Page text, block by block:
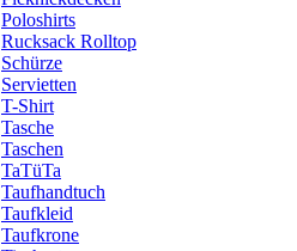
Poloshirts
Rucksack Rolltop
Schürze
Servietten
T-Shirt
Tasche
Taschen
TaTüTa
Taufhandtuch
Taufkleid
Taufkrone